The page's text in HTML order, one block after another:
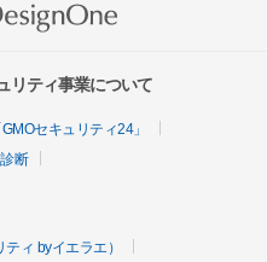
リティ事業について
セキュリティ24」
断
ィ byイエラエ）